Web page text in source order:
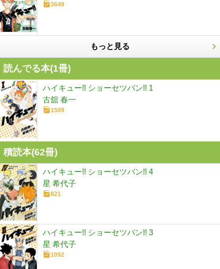
3649
もっと見る
読んでる本(1冊)
ハイキュー!! ショーセツバン!! 1
古舘 春一
1509
積読本(62冊)
ハイキュー!! ショーセツバン!! 4
星 希代子
821
ハイキュー!! ショーセツバン!! 3
星 希代子
1092